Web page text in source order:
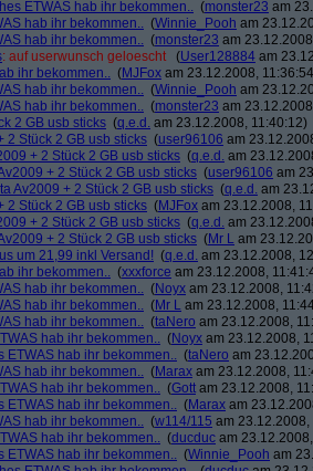
ETWAS hab ihr bekommen.. (monster23 am
hab ihr bekommen.. (Winnie_Pooh am
hab ihr bekommen.. (monster23 am
: auf userwunsch geloescht (User128884 am
ihr bekommen.. (MJFox am 23.12.2008,
hab ihr bekommen.. (Winnie_Pooh am
hab ihr bekommen.. (monster23 am
2 GB usb sticks (q.e.d. am 23.12.2008, 11:40:12)
2 Stück 2 GB usb sticks (user96106 am
+ 2 Stück 2 GB usb sticks (q.e.d. am
+ 2 Stück 2 GB usb sticks (user96106 am
Av2009 + 2 Stück 2 GB usb sticks (q.e.d. am
2 Stück 2 GB usb sticks (MJFox am 23.12.2008,
+ 2 Stück 2 GB usb sticks (q.e.d. am
+ 2 Stück 2 GB usb sticks (Mr L am
um 21,99 inkl Versand! (q.e.d. am 23.12.2008,
ihr bekommen.. (xxxforce am 23.12.2008,
hab ihr bekommen.. (Noyx am 23.12.2008,
hab ihr bekommen.. (Mr L am 23.12.2008,
hab ihr bekommen.. (taNero am 23.12.2008,
hab ihr bekommen.. (Noyx am 23.12.2008,
ETWAS hab ihr bekommen.. (taNero am
hab ihr bekommen.. (Marax am 23.12.2008,
hab ihr bekommen.. (Gott am 23.12.2008,
ETWAS hab ihr bekommen.. (Marax am
hab ihr bekommen.. (w114/115 am 23.12.2008,
hab ihr bekommen.. (ducduc am
ETWAS hab ihr bekommen.. (Winnie_Pooh am